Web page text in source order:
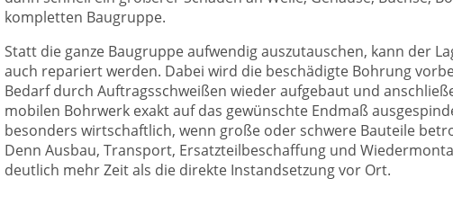
kompletten Baugruppe.
Statt die ganze Baugruppe aufwendig auszutauschen, kann der
auch repariert werden. Dabei wird die beschädigte Bohrung
Bedarf durch Auftragsschweißen wieder aufgebaut und
mobilen Bohrwerk exakt auf das gewünschte Endmaß
besonders wirtschaftlich, wenn große oder schwere Bauteile
Denn Ausbau, Transport, Ersatzteilbeschaffung und
deutlich mehr Zeit als die direkte Instandsetzung vor Ort.